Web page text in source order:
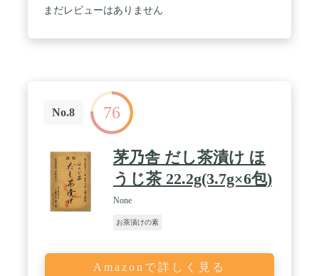
まだレビューはありません
No.8 76
茅乃舎 だし茶漬け ほ
うじ茶 22.2g(3.7g×6包)
None
お茶漬けの素
Amazonで詳しく見る